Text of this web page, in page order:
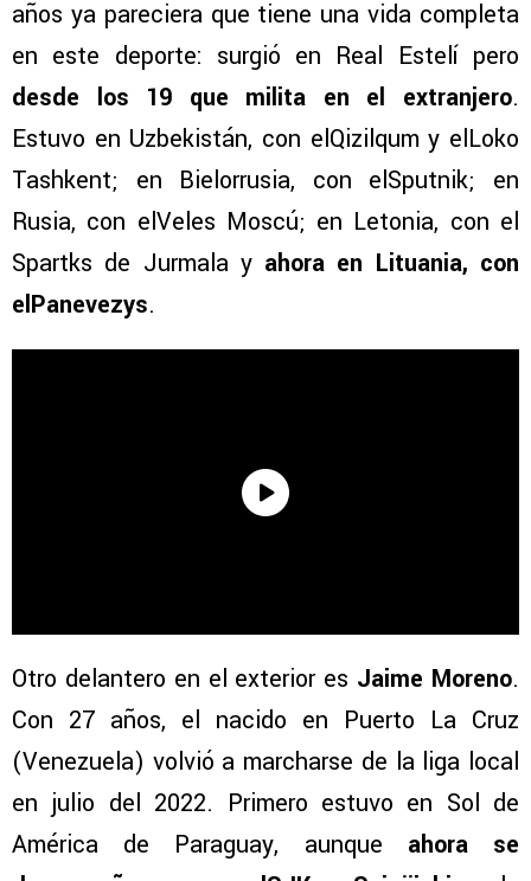
años ya pareciera que tiene una vida completa
en este deporte: surgió en Real Estelí pero
desde los 19 que milita en el extranjero.
Estuvo en Uzbekistán, con elQizilqum y elLoko
Tashkent; en Bielorrusia, con elSputnik; en
Rusia, con elVeles Moscú; en Letonia, con el
Spartks de Jurmala yahora en Lituania, con
elPanevezys.
Otro delantero en el exterior es Jaime Moreno.
Con 27 años, el nacido en Puerto La Cruz
(Venezuela) volvió a marcharse de la liga local
en julio del 2022. Primero estuvo en Sol de
América de Paraguay, aunque ahora se